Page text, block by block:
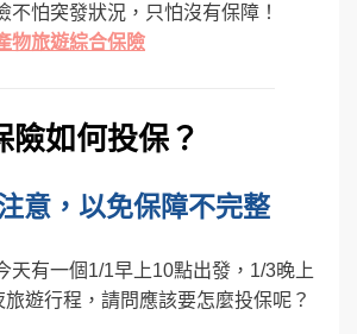
不怕突發狀況，只怕沒有保障！
物旅遊綜合保險
險如何投保？
意，以免保障不完整
天有一個1/1早上10點出發，1/3晚上
遊行程，請問應該要怎麼投保呢？